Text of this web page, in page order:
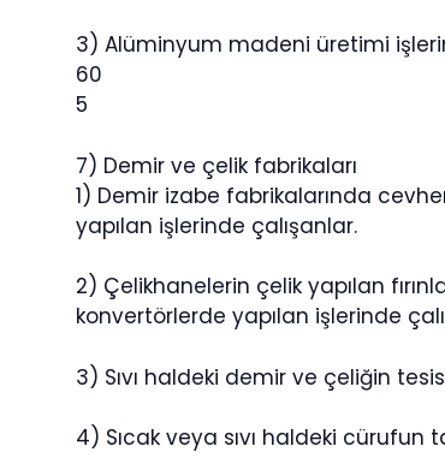
3) Alüminyum madeni üretimi
60
5
7) Demir ve çelik fabrikaları
1) Demir izabe fabrikalarında
yapılan işlerinde çalışanlar.
2) Çelikhanelerin çelik yapılan
konvertörlerde yapılan işlerinde
3) Sıvı haldeki demir ve çeliğin
4) Sıcak veya sıvı haldeki cürufun